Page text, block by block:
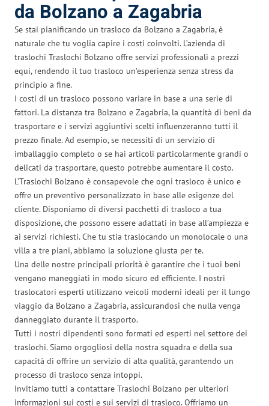
da Bolzano a Zagabria
Se stai pianificando un trasloco da Bolzano a Zagabria, è
naturale che tu voglia capire i costi coinvolti. L’azienda di
traslochi Traslochi Bolzano offre servizi professionali a prezzi
equi, rendendo il tuo trasloco un’esperienza senza stress da
principio a fine.
I costi di un trasloco possono variare in base a una serie di
fattori. La distanza tra Bolzano e Zagabria, la quantità di beni da
trasportare e i servizi aggiuntivi scelti influenzeranno tutti il
prezzo finale. Ad esempio, se necessiti di un servizio di
imballaggio completo o se hai articoli particolarmente grandi o
delicati da trasportare, questo potrebbe aumentare il costo.
L’Traslochi Bolzano è consapevole che ogni trasloco è unico e
offre un preventivo personalizzato in base alle esigenze del
cliente. Disponiamo di diversi pacchetti di trasloco a tua
disposizione, che possono essere adattati in base all’ampiezza e
ai servizi richiesti. Che tu stia traslocando un monolocale o una
villa a tre piani, abbiamo la soluzione giusta per te.
Una delle nostre principali priorità è garantire che i tuoi beni
vengano maneggiati in modo sicuro ed efficiente. I nostri
traslocatori esperti utilizzano veicoli moderni ideali per il lungo
viaggio da Bolzano a Zagabria, assicurandosi che nulla venga
danneggiato durante il trasporto.
Tutti i nostri dipendenti sono formati ed esperti nel settore dei
traslochi. Siamo orgogliosi della nostra squadra e della sua
capacità di offrire un servizio di alta qualità, garantendo un
processo di trasloco senza intoppi.
Invitiamo tutti a contattare Traslochi Bolzano per ulteriori
informazioni sui costi e sui servizi di trasloco. Offriamo un